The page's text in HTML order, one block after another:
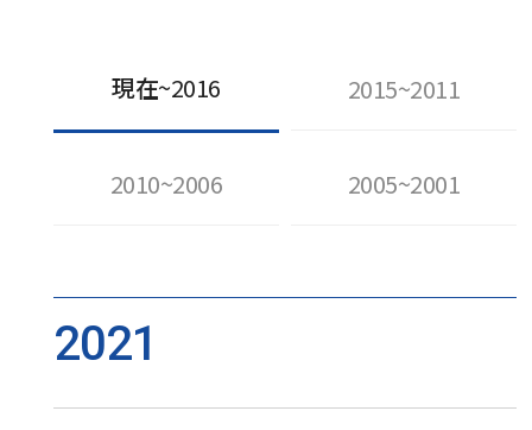
現在~2016 2015~2011
2010~2006 2005~2001
2021